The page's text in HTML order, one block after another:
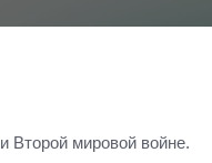
Второй мировой войне.